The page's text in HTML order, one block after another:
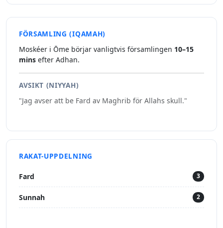
FÖRSAMLING (IQAMAH)
Moskéer i Ōme börjar vanligtvis församlingen 10–15
mins efter Adhan.
AVSIKT (NIYYAH)
"Jag avser att be Fard av Maghrib för Allahs skull."
RAKAT-UPPDELNING
Fard 3
Sunnah 2